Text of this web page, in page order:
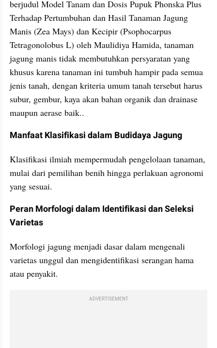
berjudul Model Tanam dan Dosis Pupuk Phonska Plus
Terhadap Pertumbuhan dan Hasil Tanaman Jagung
Manis (Zea Mays) dan Kecipir (Psophocarpus
Tetragonolobus L) oleh Maulidiya Hamida, tanaman
jagung manis tidak membutuhkan persyaratan yang
khusus karena tanaman ini tumbuh hampir pada semua
jenis tanah, dengan kriteria umum tanah tersebut harus
subur, gembur, kaya akan bahan organik dan drainase
maupun aerase baik..
Manfaat Klasifikasi dalam Budidaya Jagung
Klasifikasi ilmiah mempermudah pengelolaan tanaman,
mulai dari pemilihan benih hingga perlakuan agronomi
yang sesuai.
Peran Morfologi dalam Identifikasi dan Seleksi
Varietas
Morfologi jagung menjadi dasar dalam mengenali
varietas unggul dan mengidentifikasi serangan hama
atau penyakit.
ADVERTISEMENT